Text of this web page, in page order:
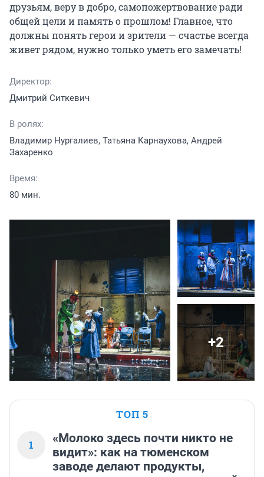
друзьям, веру в добро, самопожертвование ради
общей цели и память о прошлом! Главное, что
должны понять герои и зрители — счастье всегда
живет рядом, нужно только уметь его замечать!
Директор:
Дмитрий Ситкевич
В ролях:
Владимир Нургалиев, Татьяна Карнаухова, Андрей
Захаренко
Время:
80 мин.
+2
ТОП 5
1
«Молоко здесь почти никто не
видит»: как на тюменском
заводе делают продукты,